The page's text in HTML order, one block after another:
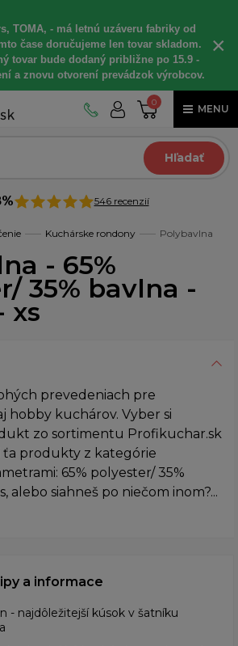
TOMA, - má letnú uzáveru fabriky od
čase doručujeme len tovar skladom.
tovar bude dodaný približne po 15.9 -
a znovu otvorení prevádzok výrobcov.
×
0
MENU
Hľadať
546 recenzií
Kuchárske rondony Polybavlna
- 65%
35% bavlna -
xs
prevedeniach pre
hobby kuchárov. Vyber si
zo sortimentu Profikuchar.sk
ťa produkty z kategórie
65% polyester/ 35%
alebo siahneš po niečom inom?...
a informace
- najdôležitejší kúsok v šatníku